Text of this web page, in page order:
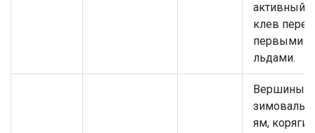
активный
клев перед
первыми
льдами.
Вершины
ям, коряги